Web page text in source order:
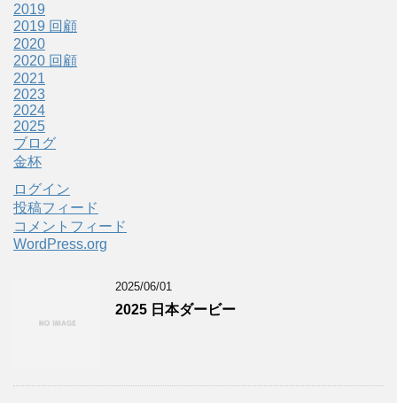
2019
2019 回顧
2020
2020 回顧
2021
2023
2024
2025
ブログ
金杯
ログイン
投稿フィード
コメントフィード
WordPress.org
2025/06/01
2025 日本ダービー